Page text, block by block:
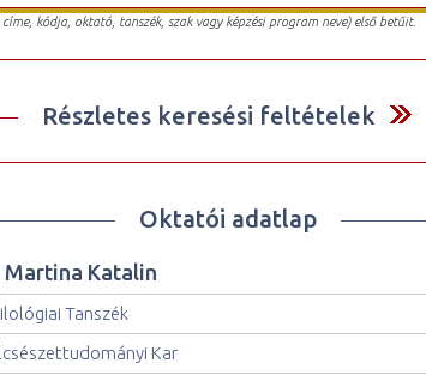
kódja, oktató, tanszék, szak vagy képzési program neve) első betűit.
Részletes keresési feltételek
Oktatói adatlap
Martina Katalin
Tanszék
Kar